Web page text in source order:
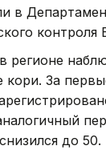
в
контроля
регионе
кори. За
до 50.